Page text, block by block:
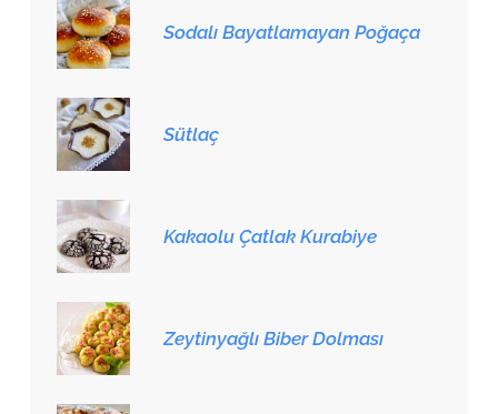
Sodalı Bayatlamayan Poğaça
Sütlaç
Kakaolu Çatlak Kurabiye
Zeytinyağlı Biber Dolması